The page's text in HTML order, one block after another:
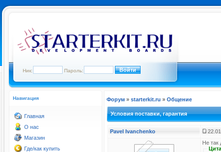
Ник: Пароль:
Навигация
Главная
О нас
Магазин
Где/как купить
Форум » starterkit.ru » Общение
Условия поставки, гарантия
Pavel Ivanchenko
Не так